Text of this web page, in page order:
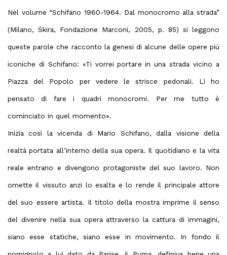
Nel volume “Schifano 1960-1964. Dal monocromo alla strada”
(Milano, Skira, Fondazione Marconi, 2005, p. 85) si leggono
queste parole che racconto la genesi di alcune delle opere più
iconiche di Schifano: «Ti vorrei portare in una strada vicino a
Piazza del Popolo per vedere le strisce pedonali. Lì ho
pensato di fare i quadri monocromi. Per me tutto è
cominciato in quel momento».
Inizia così la vicenda di Mario Schifano, dalla visione della
realtà portata all’interno della sua opera. Il quotidiano e la vita
reale entrano e divengono protagoniste del suo lavoro. Non
omette il vissuto anzi lo esalta e lo rende il principale attore
del suo essere artista. Il titolo della mostra imprime il senso
del divenire nella sua opera attraverso la cattura di immagini,
siano esse statiche, siano esse in movimento. In fondo il